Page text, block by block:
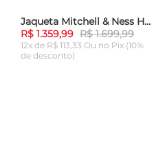
-20%Jaqueta Mitchell & Ness Heavyweight Satin Miami Heat Vermelha
R$ 1.359,99 R$ 1.699,99
12x de R$ 113,33 Ou no Pix (10%
de desconto)